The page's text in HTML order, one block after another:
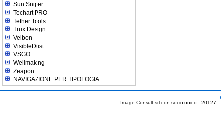
Sun Sniper
Techart PRO
Tether Tools
Trux Design
Velbon
VisibleDust
VSGO
Wellmaking
Zeapon
NAVIGAZIONE PER TIPOLOGIA
Image Consult srl con socio unico - 20127